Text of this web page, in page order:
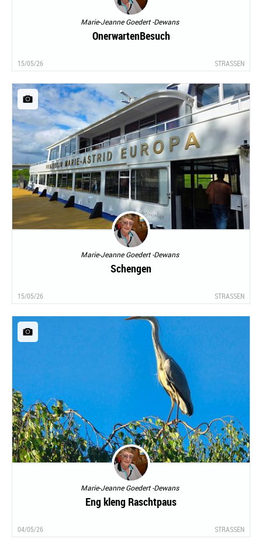
Marie-Jeanne Goedert -Dewans
OnerwartenBesuch
15/05/26 STRASSEN
Marie-Jeanne Goedert -Dewans
Schengen
15/05/26 STRASSEN
Marie-Jeanne Goedert -Dewans
Eng kleng Raschtpaus
04/05/26 STRASSEN